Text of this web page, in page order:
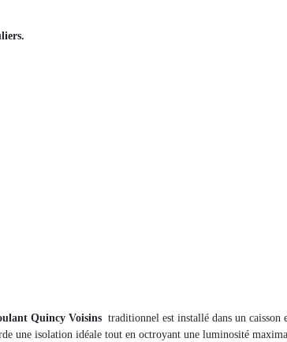
.
Quincy Voisins traditionnel est installé dans un
une isolation idéale tout en octroyant une luminosité